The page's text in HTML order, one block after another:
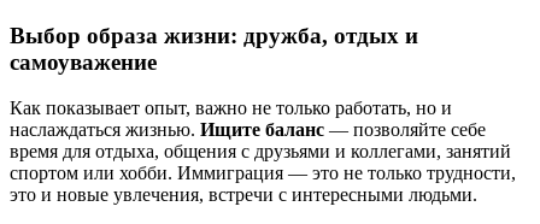
Выбор образа жизни: дружба, отдых и
самоуважение
Как показывает опыт, важно не только работать, но и
наслаждаться жизнью. Ищите баланс — позволяйте себе
время для отдыха, общения с друзьями и коллегами, занятий
спортом или хобби. Иммиграция — это не только трудности,
это и новые увлечения, встречи с интересными людьми.